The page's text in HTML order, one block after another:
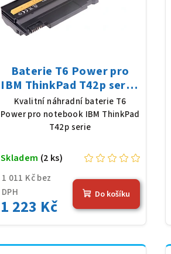
Baterie T6 Power pro
IBM ThinkPad T42p serie,
Li-Ion, 10,8 V, 5200 mAh
(56 Wh), černá
Kvalitní náhradní baterie T6
Power pro notebook IBM ThinkPad
T42p serie
1 011 Kč bez
DPH
1 223 Kč
Skladem (2 ks)
Do košíku